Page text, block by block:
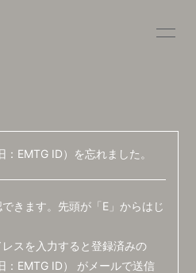
EMTG ID）を忘れました。
きます。先頭が「E」からはじ
スを入力すると登録済みの
：EMTG ID） がメールで送信